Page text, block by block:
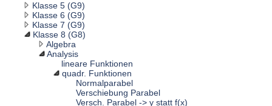
Klasse 5 (G9)
Klasse 6 (G9)
Klasse 7 (G9)
Klasse 8 (G8)
Algebra
Analysis
lineare Funktionen
quadr. Funktionen
Normalparabel
Verschiebung Parabel
Versch. Parabel -> y statt f(x)